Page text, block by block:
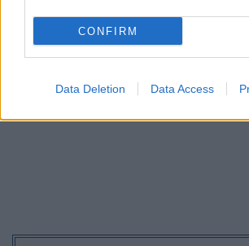
CONFIRM
Data Deletion Data Access